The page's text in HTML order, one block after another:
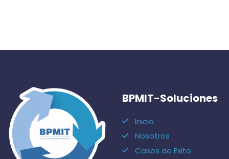
BPMIT-Soluciones
Inicio
Nosotros
Casos de Exito